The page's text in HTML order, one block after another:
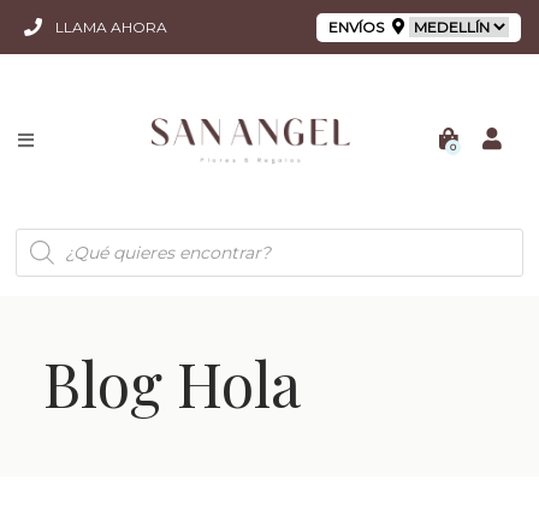
LLAMA AHORA ENVÍOS
0
Búsqueda
de
productos
Blog Hola